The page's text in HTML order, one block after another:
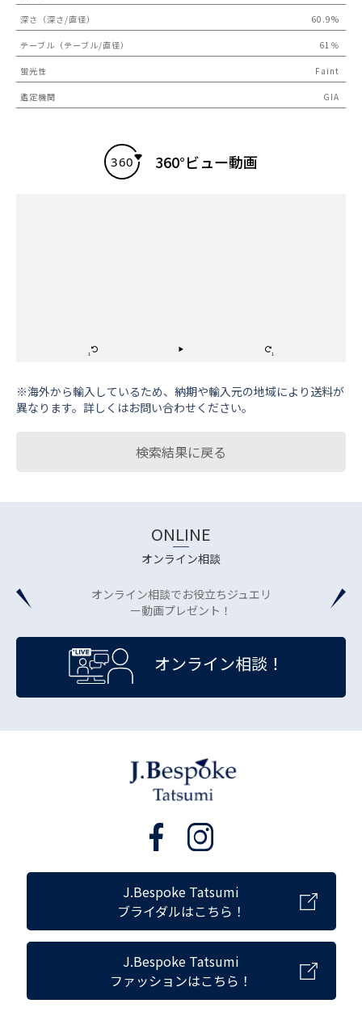
深さ（深さ/直径） 60.9%
テーブル（テーブル/直径） 61％
蛍光性 Faint
鑑定機関 GIA
360°ビュー動画
※海外から輸⼊しているため、納期や輸⼊元の地域により送料が
異なります。詳しくはお問い合わせください。
検索結果に戻る
ONLINE
オンライン相談
オンライン相談でお役立ちジュエリ
ー動画プレゼント！
オンライン相談！
J.Bespoke Tatsumi
ブライダルはこちら！
J.Bespoke Tatsumi
ファッションはこちら！